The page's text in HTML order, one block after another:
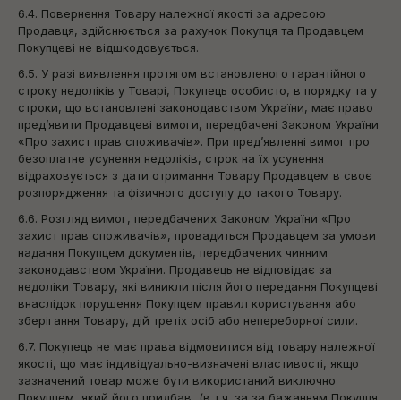
6.4. Повернення Товару належної якості за адресою
Продавця, здійснюється за рахунок Покупця та Продавцем
Покупцеві не відшкодовується.
6.5. У разі виявлення протягом встановленого гарантійного
строку недоліків у Товарі, Покупець особисто, в порядку та у
строки, що встановлені законодавством України, має право
пред’явити Продавцеві вимоги, передбачені Законом України
«Про захист прав споживачів». При пред’явленні вимог про
безоплатне усунення недоліків, строк на їх усунення
відраховується з дати отримання Товару Продавцем в своє
розпорядження та фізичного доступу до такого Товару.
6.6. Розгляд вимог, передбачених Законом України «Про
захист прав споживачів», провадиться Продавцем за умови
надання Покупцем документів, передбачених чинним
законодавством України. Продавець не відповідає за
недоліки Товару, які виникли після його передання Покупцеві
внаслідок порушення Покупцем правил користування або
зберігання Товару, дій третіх осіб або непереборної сили.
6.7. Покупець не має права відмовитися від товару належної
якості, що має індивідуально-визначені властивості, якщо
зазначений товар може бути використаний виключно